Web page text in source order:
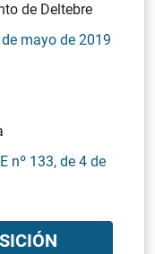
de Deltebre
mayo de 2019
nº 133, de 4 de